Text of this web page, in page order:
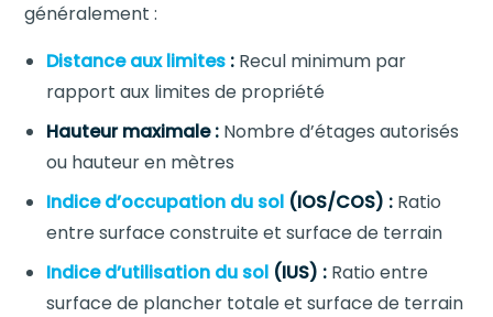
généralement :
Distance aux limites : Recul minimum par
rapport aux limites de propriété
Hauteur maximale : Nombre d’étages autorisés
ou hauteur en mètres
Indice d’occupation du sol (IOS/COS) : Ratio
entre surface construite et surface de terrain
Indice d’utilisation du sol (IUS) : Ratio entre
surface de plancher totale et surface de terrain